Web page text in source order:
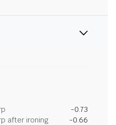
-0.73
after ironing
-0.66